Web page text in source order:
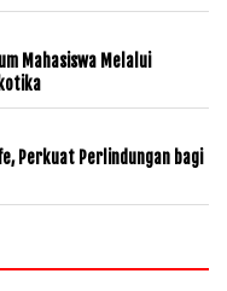
Mahasiswa Melalui
Perkuat Perlindungan bagi